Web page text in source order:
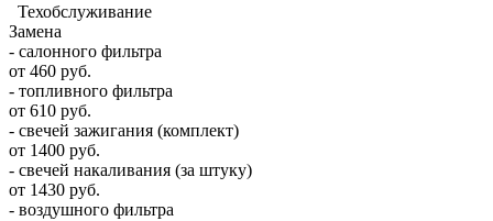
Техобслуживание
Замена
- салонного фильтра
от 460 руб.
- топливного фильтра
от 610 руб.
- свечей зажигания (комплект)
от 1400 руб.
- свечей накаливания (за штуку)
от 1430 руб.
- воздушного фильтра